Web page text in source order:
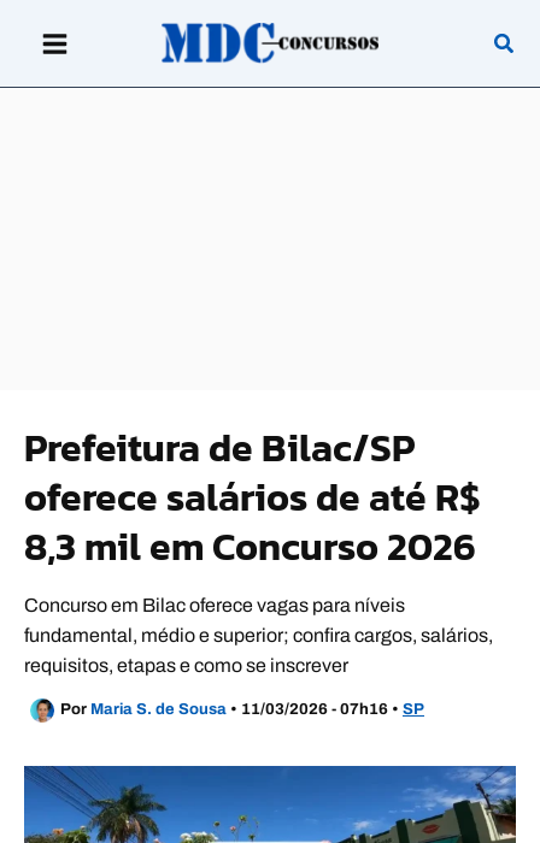
Prefeitura de Bilac/SP
oferece salários de até R$
8,3 mil em Concurso 2026
Concurso em Bilac oferece vagas para níveis
fundamental, médio e superior; confira cargos, salários,
requisitos, etapas e como se inscrever
Por Maria S. de Sousa • 11/03/2026 - 07h16 • SP